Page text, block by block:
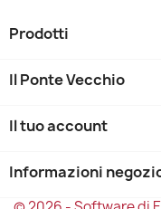
Prodotti
Il Ponte Vecchio
Il tuo account
Informazioni